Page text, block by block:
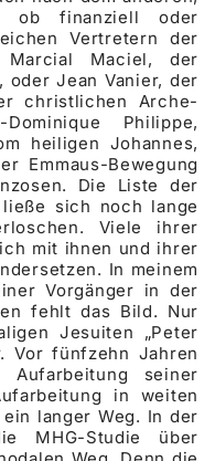
ob finanziell oder
Vertretern der
Maciel, der
oder Jean Vanier, der
christlichen Arche-
Philippe,
heiligen Johannes,
Emmaus-Bewegung
Die Liste der
sich noch lange
Viele ihrer
mit ihnen und ihrer
In meinem
Vorgänger in der
fehlt das Bild. Nur
Jesuiten „Peter
Vor fünfzehn Jahren
seiner
in weiten
langer Weg. In der
MHG-Studie über